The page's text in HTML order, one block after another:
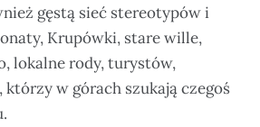
gęstą sieć stereotypów i
Krupówki, stare wille,
lokalne rody, turystów,
w górach szukają czegoś